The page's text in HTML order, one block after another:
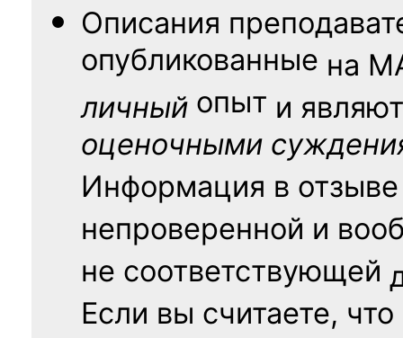
Описания
опубликованные на
личный опыт и
оценочными
Информация в
непроверенной и
не соответствующей
Если вы считаете, что